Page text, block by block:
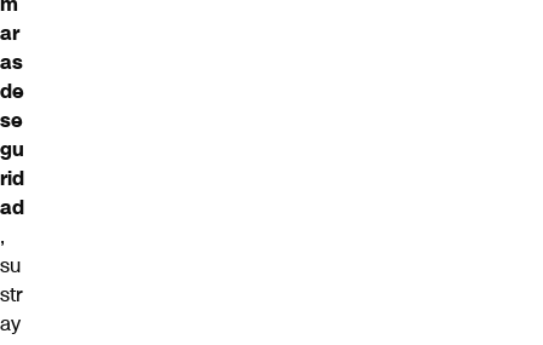
ar
as
de
se
gu
rid
ad
,
su
str
ay